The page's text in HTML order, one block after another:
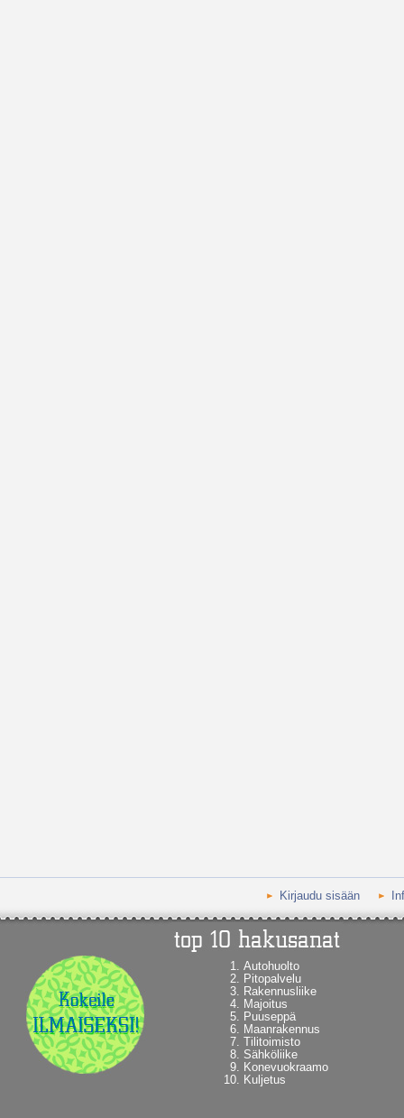
Kirjaudu sisään
Autohuolto
Pitopalvelu
Rakennusliike
Majoitus
Puuseppä
Maanrakennus
Tilitoimisto
Sähköliike
Konevuokraamo
Kuljetus